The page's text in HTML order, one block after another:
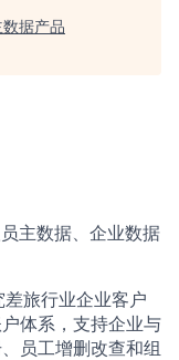
据产品
主数据、企业数据
旅行业企业客户
体系，支持企业与
员工增删改查和组